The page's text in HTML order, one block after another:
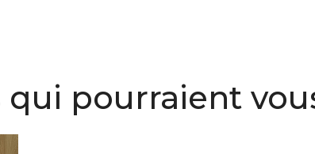
qui pourraient